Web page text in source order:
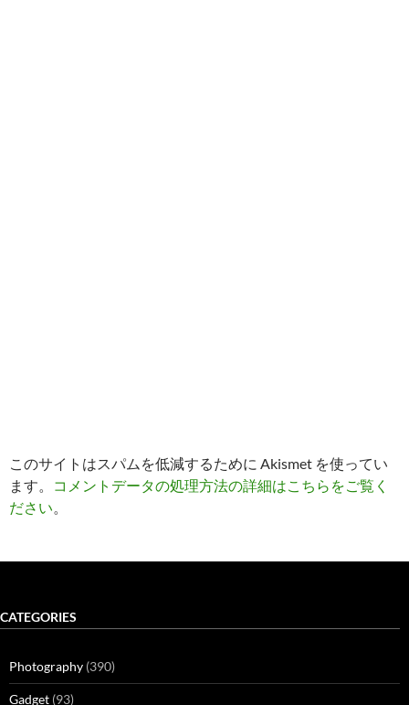
このサイトはスパムを低減するために Akismet を使ってい
ます。
コメントデータの処理方法の詳細はこちらをご覧く
ださい。
CATEGORIES
Photography (390)
Gadget (93)